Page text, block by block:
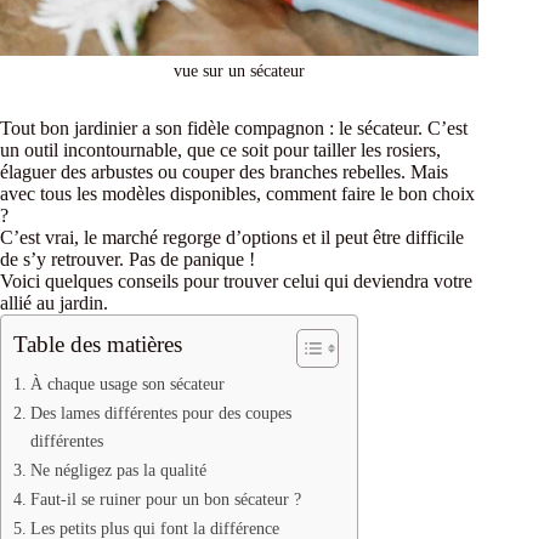
vue sur un sécateur
Tout bon jardinier a son fidèle compagnon : le sécateur. C’est
un outil incontournable, que ce soit pour tailler les rosiers,
élaguer des arbustes ou couper des branches rebelles. Mais
avec tous les modèles disponibles, comment faire le bon choix
?
C’est vrai, le marché regorge d’options et il peut être difficile
de s’y retrouver. Pas de panique !
Voici quelques conseils pour trouver celui qui deviendra votre
allié au jardin.
Table des matières
À chaque usage son sécateur
Des lames différentes pour des coupes
différentes
Ne négligez pas la qualité
Faut-il se ruiner pour un bon sécateur ?
Les petits plus qui font la différence